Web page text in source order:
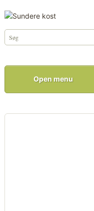
Open menu